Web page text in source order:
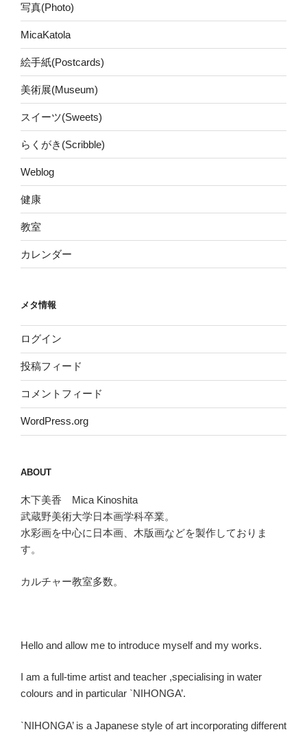
写真(Photo)
MicaKatola
絵手紙(Postcards)
美術展(Museum)
スイーツ(Sweets)
らくがき(Scribble)
Weblog
健康
教室
カレンダー
メタ情報
ログイン
投稿フィード
コメントフィード
WordPress.org
ABOUT
木下美香 Mica Kinoshita
武蔵野美術大学日本画学科卒業。
水彩画を中心に日本画、木版画などを製作しておりま
す。
カルチャー教室多数。
Hello and allow me to introduce myself and my works.
I am a full-time artist and teacher ,specialising in water
colours and in particular `NIHONGA’.
`NIHONGA’ is a Japanese style of art incorporating different